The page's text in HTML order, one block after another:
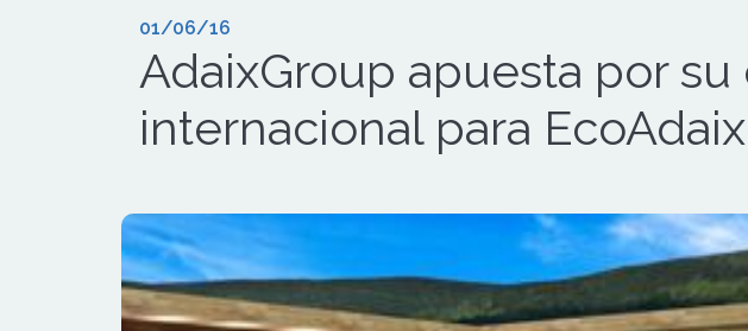
01/06/16
AdaixGroup apuesta por
internacional para EcoAdaix